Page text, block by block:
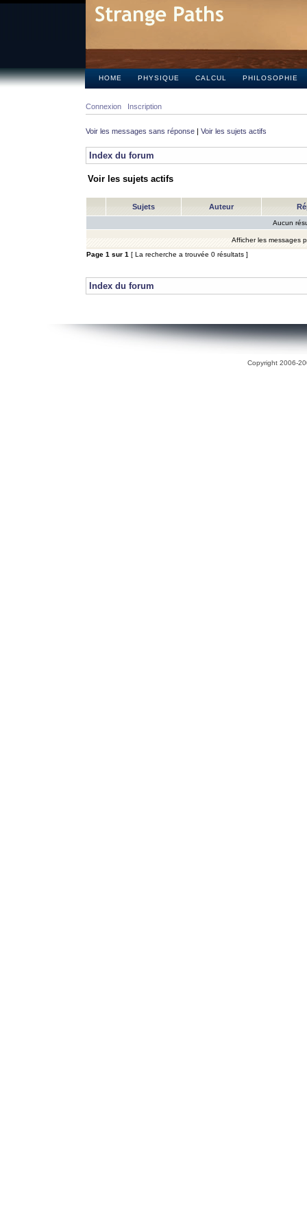
HOME PHYSIQUE CALCUL PHILOSOPHIE
Connexion Inscription
Voir les messages sans réponse | Voir les sujets actifs
Index du forum
Voir les sujets actifs
Sujets Auteur
Aucun
Afficher les messages
Page 1 sur 1 [ La recherche a trouvée 0 résultats ]
Index du forum
Copyright 2006-